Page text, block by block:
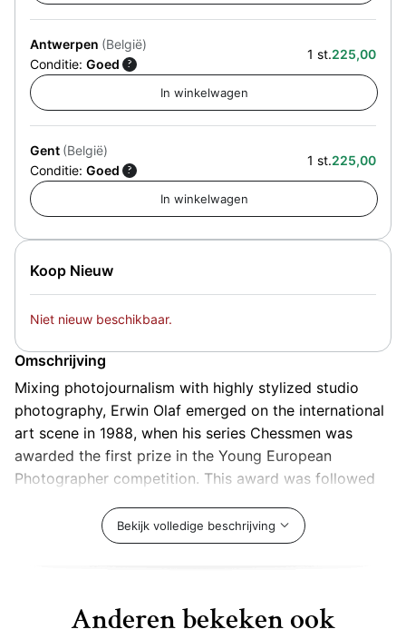
Antwerpen (België)
Conditie: Goed ?
1 st.225,00
Gent (België)
Conditie: Goed ?
1 st.225,00
Koop Nieuw
Niet nieuw beschikbaar.
Omschrijving
Mixing photojournalism with highly stylized studio
photography, Erwin Olaf emerged on the international
art scene in 1988, when his series Chessmen was
awarded the first prize in the Young European
Photographer competition. This award was followed
Germany, in the same year. From early on, Olaf
committed himself to uneasy issues of class, race, sex
advertising world, leading to worldwide campaigns for
Bekijk volledige beschrijving
Anderen bekeken ook